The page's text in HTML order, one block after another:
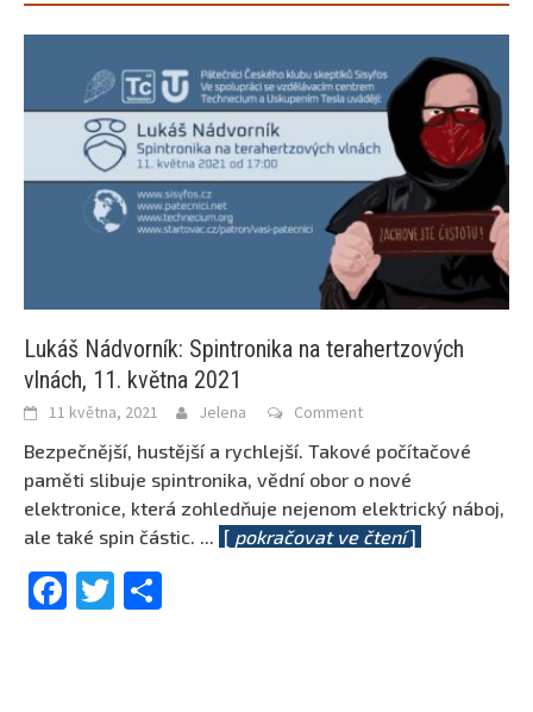
Lukáš Nádvorník: Spintronika na terahertzových
vlnách, 11. května 2021
11 května, 2021 Jelena Comment
Bezpečnější, hustější a rychlejší. Takové počítačové
paměti slibuje spintronika, vědní obor o nové
elektronice, která zohledňuje nejenom elektrický náboj,
ale také spin částic. ... [ pokračovat ve čtení]
Facebook
Twitter